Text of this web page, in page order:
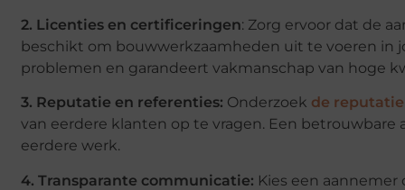
2. Licenties en certificeringen: Zorg ervoor dat de
beschikt om bouwwerkzaamheden uit te voeren in
problemen en garandeert vakmanschap van hoge
3. Reputatie en referenties: Onderzoek de
van eerdere klanten op te vragen. Een
eerdere werk.
4. Transparante communicatie: Kies een